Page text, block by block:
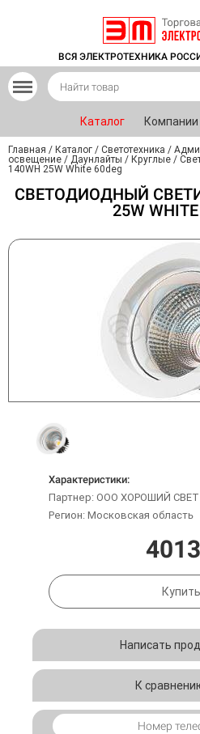
ВСЯ ЭЛЕКТРОТЕХНИКА
Каталог Компании
Главная / Каталог / Светотехника /
освещение / Даунлайты / Круглые /
140WH 25W White 60deg
СВЕТОДИОДНЫЙ
25W
Характеристики:
Партнер: ООО ХОРОШИЙ СВЕТ
Регион: Московская область
4013
Купить
Написать
К